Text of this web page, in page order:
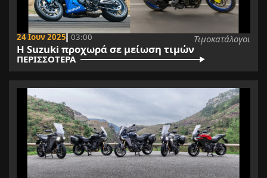
24 Ιουν 2025 03:00 Τιμοκατάλογοι
Η Suzuki προχωρά σε μείωση τιμών
ΠΕΡΙΣΣΟΤΕΡΑ